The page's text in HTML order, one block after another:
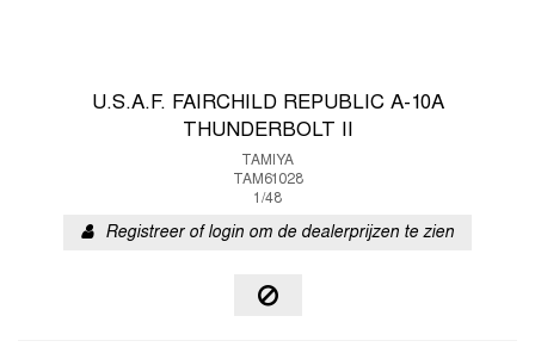
U.S.A.F. FAIRCHILD REPUBLIC A-10A
THUNDERBOLT II
TAMIYA
TAM61028
1/48
Registreer of login om de dealerprijzen te zien